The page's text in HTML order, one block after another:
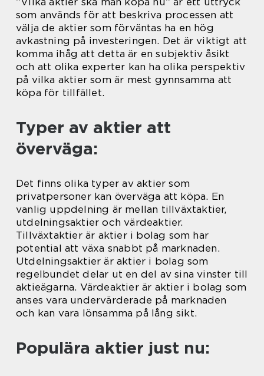
som används för att beskriva processen att
välja de aktier som förväntas ha en hög
avkastning på investeringen. Det är viktigt att
komma ihåg att detta är en subjektiv åsikt
och att olika experter kan ha olika perspektiv
på vilka aktier som är mest gynnsamma att
köpa för tillfället.
Typer av aktier att
överväga:
Det finns olika typer av aktier som
privatpersoner kan överväga att köpa. En
vanlig uppdelning är mellan tillväxtaktier,
utdelningsaktier och värdeaktier.
Tillväxtaktier är aktier i bolag som har
potential att växa snabbt på marknaden.
Utdelningsaktier är aktier i bolag som
regelbundet delar ut en del av sina vinster till
aktieägarna. Värdeaktier är aktier i bolag som
anses vara undervärderade på marknaden
och kan vara lönsamma på lång sikt.
Populära aktier just nu: